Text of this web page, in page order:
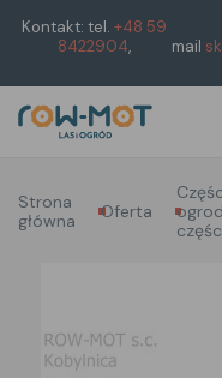
Kontakt: tel.+48 59
8422904,
mail
Strona
główna
Oferta